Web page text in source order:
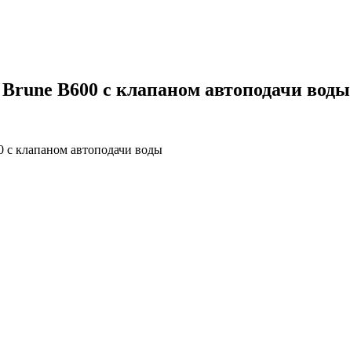
B600 с клапаном автоподачи воды